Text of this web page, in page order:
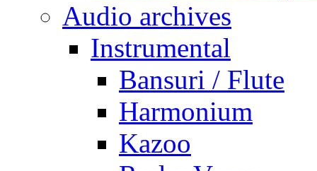
Audio archives
Instrumental
Bansuri / Flute
Harmonium
Kazoo